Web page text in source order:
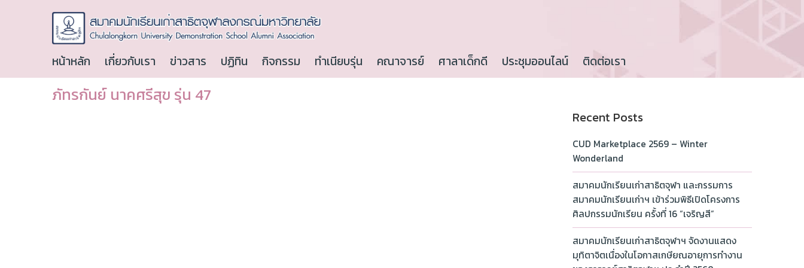
หน้าหลัก เกี่ยวกับเรา ข่าวสาร ปฏิทิน กิจกรรม ทำเนียบรุ่น คณาจารย์ ศาลาเด็กดี ประชุมออนไลน์ ติดต่อเรา
ภัทรกันย์ นาคศรีสุข รุ่น 47
Recent Posts
CUD Marketplace 2569 – Winter
Wonderland
สมาคมนักเรียนเก่าสาธิตจุฬา และกรรมการ
สมาคมนักเรียนเก่าฯ เข้าร่วมพิธีเปิดโครงการ
ศิลปกรรมนักเรียน ครั้งที่ 16 “เจริญสี”
สมาคมนักเรียนเก่าสาธิตจุฬาฯ จัดงานแสดง
มุทิตาจิตเนื่องในโอกาสเกษียณอายุการทำงาน